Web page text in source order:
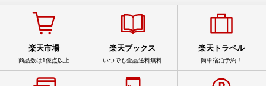
楽天市場
商品数は1億点以上
楽天ブックス
いつでも全品送料無料
楽天トラベル
簡単宿泊予約！